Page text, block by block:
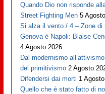
Quando Dio non risponde
Street Fighting Men 5
Si alza il vento / 4 – Zone di
Genova è Napoli: Blaise
4 Agosto 2026
Dal modernismo
del primitivismo 2 Agosto
Difendersi dai morti 1
Quello che è stato fatto di